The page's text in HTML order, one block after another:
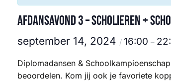
Afdansavond 3 – Scholieren +
september 14, 2024 / 16:00 –
Diplomadansen &
beoordelen. Kom jij ook je favoriete